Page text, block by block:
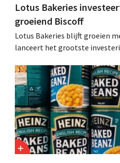
Lotus Bakeries
groeiend Biscoff
Lotus Bakeries blijft groeien
lanceert het grootste
moeten dit momentum